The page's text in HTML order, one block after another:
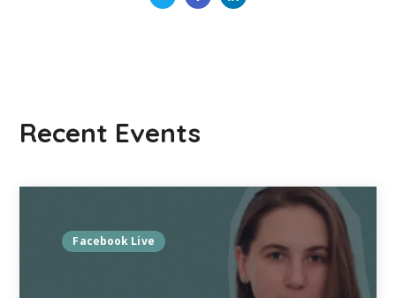
Recent Events
Facebook Live